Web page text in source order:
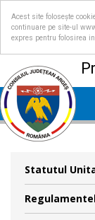
Acest site folosește
continuare pe site-ul
expres pentru folosirea
Statutul